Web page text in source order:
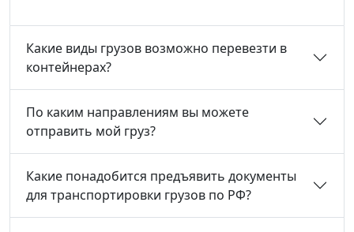
Какие виды грузов возможно перевезти в
контейнерах?
По каким направлениям вы можете
отправить мой груз?
Какие понадобится предъявить документы
для транспортировки грузов по РФ?